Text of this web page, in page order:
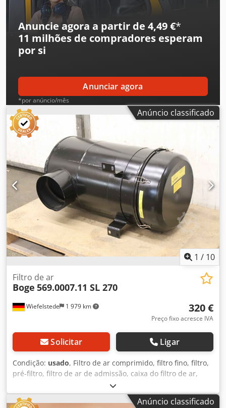
Anuncie agora a partir de 4,49 €*
11 milhões de compradores esperam
por si
Anunciar agora
*por anúncio/mês
Anúncio classificado
1 / 10
Wiefelstede 1 979 km
Filtro de ar
Boge 569.0007.11 SL 270
320 €
Preço fixo acresce IVA
Solicitar Ligar
Condição: usado, Filtro de ar comprimido, filtro fino, filtro,
pré-filtro, filtro de ar de admissão, caixa do filtro de ar,
caixa do filtro de ar, filtro de ar do gerador -Fabricante:
Boge, filtro de admissão do compressor tipo SL 270 -Tipo:
569.0007.11 Chodsppdhgspfx An Iea -Ansaugfilterpatrone:
Anúncio classificado